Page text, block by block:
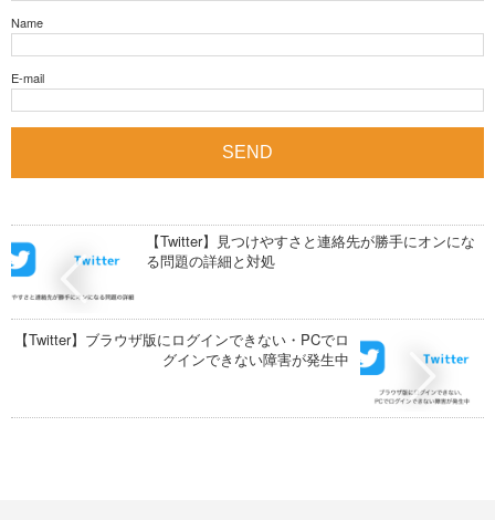
Name
E-mail
【Twitter】見つけやすさと連絡先が勝手にオンにな
る問題の詳細と対処
【Twitter】ブラウザ版にログインできない・PCでロ
グインできない障害が発生中